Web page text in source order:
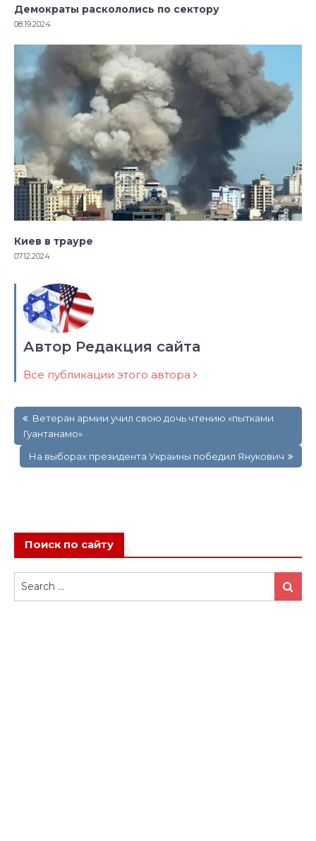
Демократы раскололись по сектору
08.19.2024
Киев в трауре
07.12.2024
Автор Редакция сайта
Все публикации этого автора
по
записям
Ветеран армии учил свою дочь чтению «пытками
Гуантанамо»
На выборах президента Украины победил Янукович
Поиск по сайту
Search
for:
Search